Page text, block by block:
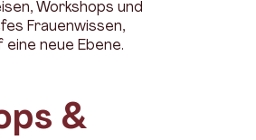
Workshops und
Frauenwissen,
neue Ebene.
&